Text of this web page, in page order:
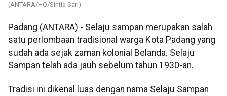
(ANTARA/HO/Sintia Sari)
Padang (ANTARA) - Selaju sampan merupakan salah
satu perlombaan tradisional warga Kota Padang yang
sudah ada sejak zaman kolonial Belanda. Selaju
Sampan telah ada jauh sebelum tahun 1930-an.
Tradisi ini dikenal luas dengan nama Selaju Sampan